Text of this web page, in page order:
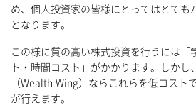
め、個人投資家の皆様にとってはとても
となります。
この様に質の高い株式投資を行うには「
ト・時間コスト」がかかります。しかし
（Wealth Wing）ならこれらを低コスト
が行えます。